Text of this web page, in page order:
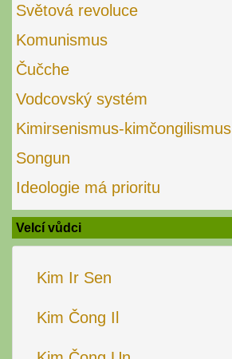
Světová revoluce
Komunismus
Čučche
Vodcovský systém
Kimirsenismus-kimčongilismus
Songun
Ideologie má prioritu
Velcí vůdci
Kim Ir Sen
Kim Čong Il